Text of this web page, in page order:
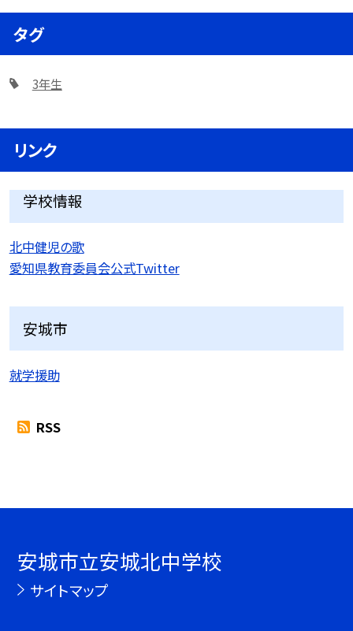
タグ
3年生
リンク
学校情報
北中健児の歌
愛知県教育委員会公式Twitter
安城市
就学援助
RSS
安城市立安城北中学校
サイトマップ